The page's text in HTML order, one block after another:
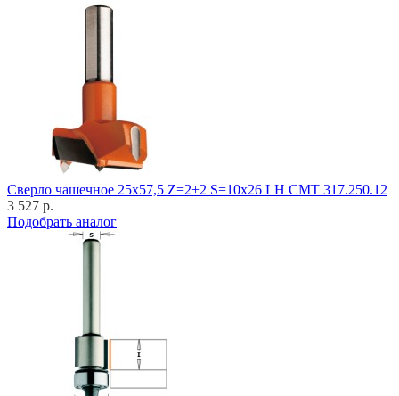
Cверло чашечное 25x57,5 Z=2+2 S=10x26 LH CMT 317.250.12
3 527 р.
Подобрать аналог